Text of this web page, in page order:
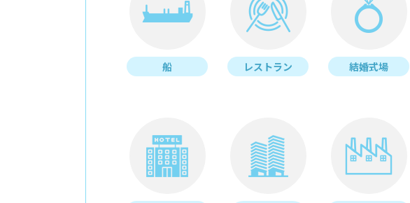
船 レストラン 結婚式場